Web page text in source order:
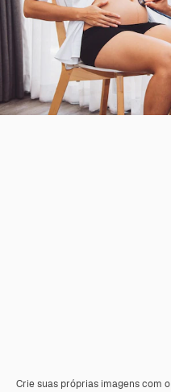
Crie suas próprias imagens com o